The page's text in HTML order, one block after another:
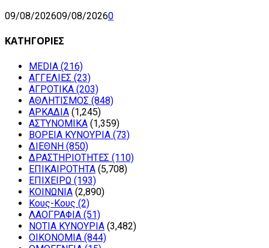
09/08/202609/08/20260
ΚΑΤΗΓΟΡΙΕΣ
MEDIA (216)
ΑΓΓΕΛΙΕΣ (23)
ΑΓΡΟΤΙΚΑ (203)
ΑΘΛΗΤΙΣΜΟΣ (848)
ΑΡΚΑΔΙΑ (1,245)
ΑΣΤΥΝΟΜΙΚΑ (1,359)
ΒΟΡΕΙΑ ΚΥΝΟΥΡΙΑ (73)
ΔΙΕΘΝΗ (850)
ΔΡΑΣΤΗΡΙΟΤΗΤΕΣ (110)
ΕΠΙΚΑΙΡΟΤΗΤΑ (5,708)
ΕΠΙΧΕΙΡΩ (193)
ΚΟΙΝΩΝΙΑ (2,890)
Κους-Κους (2)
ΛΑΟΓΡΑΦΙΑ (51)
ΝΟΤΙΑ ΚΥΝΟΥΡΙΑ (3,482)
ΟΙΚΟΝΟΜΙΑ (844)